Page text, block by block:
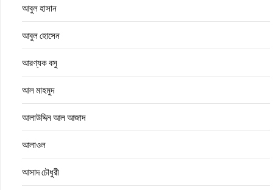
আবুল হাসান
আবুল হোসেন
আরণ্যক বসু
আল মাহমুদ
আলাউদ্দিন আল আজাদ
আলাওল
আসাদ চৌধুরী